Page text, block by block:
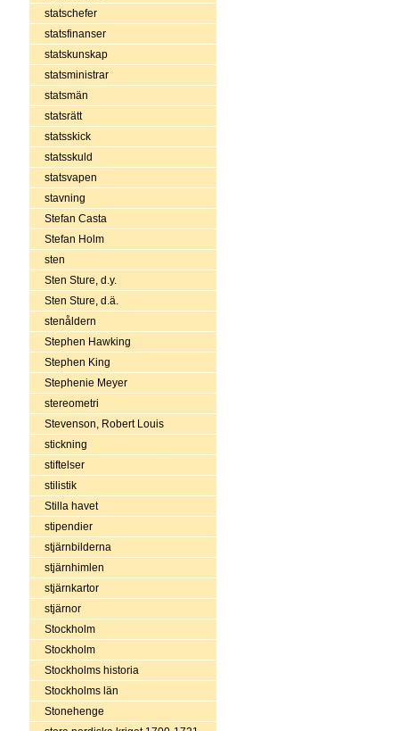
statschefer
statsfinanser
statskunskap
statsministrar
statsmän
statsrätt
statsskick
statsskuld
statsvapen
stavning
Stefan Casta
Stefan Holm
sten
Sten Sture, d.y.
Sten Sture, d.ä.
stenåldern
Stephen Hawking
Stephen King
Stephenie Meyer
stereometri
Stevenson, Robert Louis
stickning
stiftelser
stilistik
Stilla havet
stipendier
stjärnbilderna
stjärnhimlen
stjärnkartor
stjärnor
Stockholm
Stockholm
Stockholms historia
Stockholms län
Stonehenge